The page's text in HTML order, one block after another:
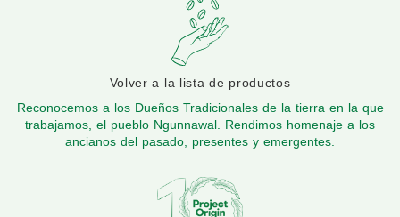
Volver a la lista de productos
Reconocemos a los Dueños Tradicionales de la tierra en la que
trabajamos, el pueblo Ngunnawal. Rendimos homenaje a los
ancianos del pasado, presentes y emergentes.